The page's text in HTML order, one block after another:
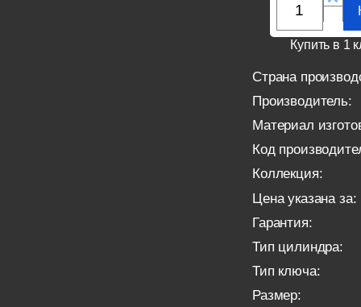
Купить в 1
Страна
Производитель:
Материал
Код
Коллекция:
Цена указана за:
Гарантия:
Тип цилиндра:
Тип ключа:
Размер: